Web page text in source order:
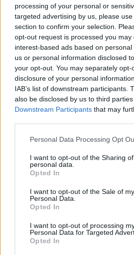
processing of your personal or
targeted advertising by us, please
section to confirm your selection.
opt-out request is processed you may
interest-based ads based on
us or personal information disclosed
your opt-out. You may separately
disclosure of your personal
IAB’s list of downstream participants.
also be disclosed by us to third
Downstream Participants that may
Personal Data Processing Opt
I want to opt-out of the Sharing
personal data.
Opted In
I want to opt-out of the Sale of my
Personal Data.
Opted In
I want to opt-out of processing
Personal Data for Targeted
Opted In
ani obrazem